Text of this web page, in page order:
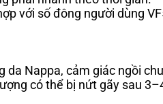
với số đông người dùng
da Nappa, cảm giác ngồi
có thể bị nứt gãy sau